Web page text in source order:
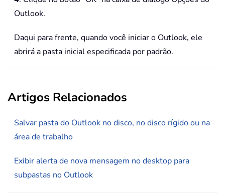
Outlook.
Daqui para frente, quando você iniciar o Outlook, ele
abrirá a pasta inicial especificada por padrão.
Artigos Relacionados
Salvar pasta do Outlook no disco, no disco rígido ou na
área de trabalho
Exibir alerta de nova mensagem no desktop para
subpastas no Outlook